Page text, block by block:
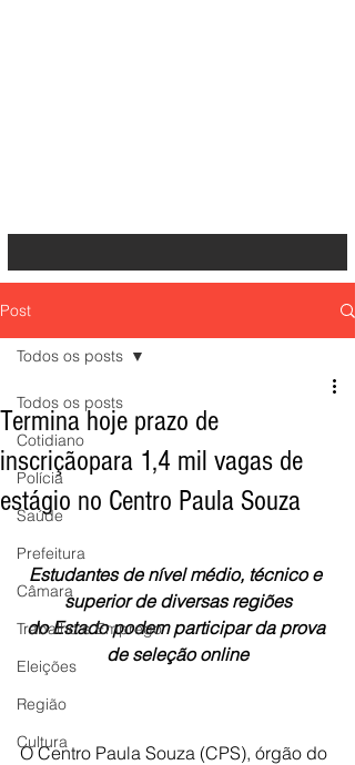
Post
Todos os posts
Cotidiano
Polícia
Saúde
Prefeitura
Câmara
Trabalho e Emprego
Eleições
Região
Cultura
Todos os posts
Termina hoje prazo de
inscriçãopara 1,4 mil vagas de
estágio no Centro Paula Souza
Estudantes de nível médio, técnico e
superior de diversas regiões
do Estado podem participar da prova
de seleção online
O Centro Paula Souza (CPS), órgão do